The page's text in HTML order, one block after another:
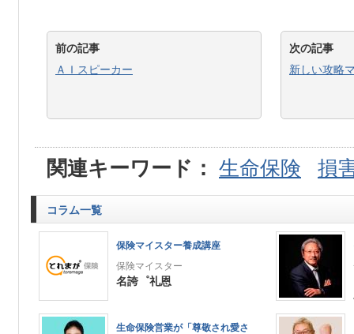
前の記事
ＡＩスピーカー
次の記事
新しい攻略
関連キーワード： 生命保険 損
コラム一覧
保険マイスター養成講座
保険マイスター
名誇゜礼恩
生命保険営業が「尊敬され愛さ